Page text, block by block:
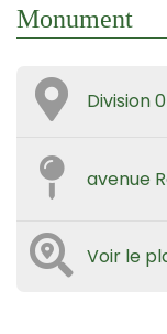
Monument
Division
avenue
Voir le